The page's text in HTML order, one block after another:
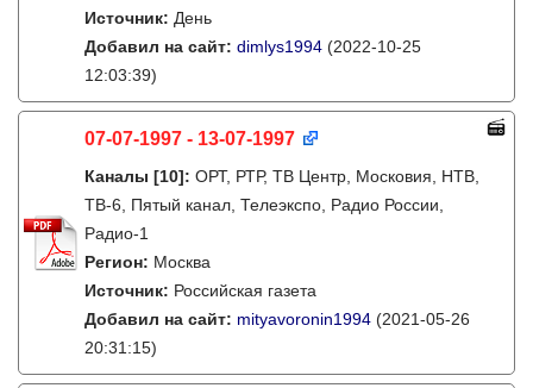
Источник: День
Добавил на сайт: dimlys1994 (2022-10-25
12:03:39)
07-07-1997 - 13-07-1997
Каналы [10]: ОРТ, РТР, ТВ Центр, Московия, НТВ,
ТВ-6, Пятый канал, Телеэкспо, Радио России,
Радио-1
Регион: Москва
Источник: Российская газета
Добавил на сайт: mityavoronin1994 (2021-05-26
20:31:15)